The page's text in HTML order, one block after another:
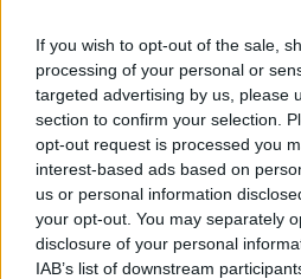
If you wish to opt-out of the sale,
processing of your personal or
targeted advertising by us, please
section to confirm your selection.
opt-out request is processed you
interest-based ads based on
us or personal information
your opt-out. You may separately
disclosure of your personal
IAB’s list of downstream
τον επιχειρηματικό κόσμο
ρόλο της εκπαίδευσης και
την επιχειρηματικότητα,
υποστήριξης της νεοφυούς
επιχειρηματικότητας αλλά
ωφελούμενες νεοφυείς
παρουσίασαν τις δράσεις
σημασία της δικτύωσης